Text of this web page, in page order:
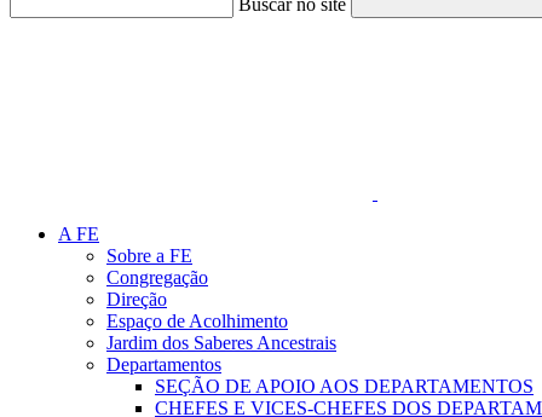
Buscar no site
A FE
Sobre a FE
Congregação
Direção
Espaço de Acolhimento
Jardim dos Saberes Ancestrais
Departamentos
SEÇÃO DE APOIO AOS DEPARTAMENTOS
CHEFES E VICES-CHEFES DOS